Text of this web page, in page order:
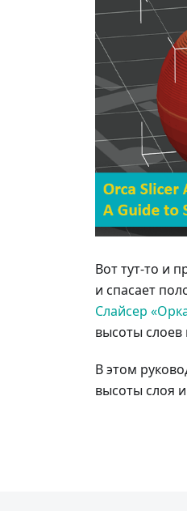
Вот тут-то и
и спасает
Слайсер
высоты слоев
В этом
высоты слоя